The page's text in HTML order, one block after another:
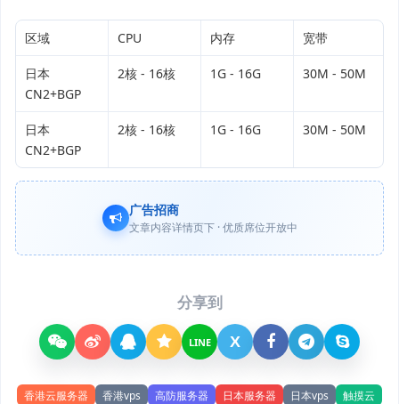
区域 CPU 内存 宽带
日本
CN2+BGP
2核 - 16核 1G - 16G 30M - 50M
日本
CN2+BGP
2核 - 16核 1G - 16G 30M - 50M
广告招商
文章内容详情页下 · 优质席位开放中
分享到
LINE X
香港云服务器 香港vps 高防服务器 日本服务器 日本vps 触摸云